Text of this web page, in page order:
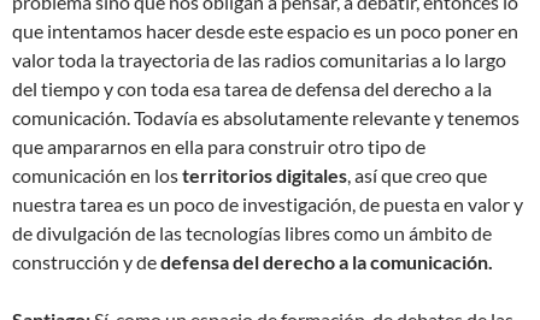
que intentamos hacer desde este espacio es un poco poner en
valor toda la trayectoria de las radios comunitarias a lo largo
del tiempo y con toda esa tarea de defensa del derecho a la
comunicación. Todavía es absolutamente relevante y tenemos
que ampararnos en ella para construir otro tipo de
comunicación en losterritorios digitales, así que creo que
nuestra tarea es un poco de investigación, de puesta en valor y
de divulgación de las tecnologías libres como un ámbito de
construcción y dedefensa del derecho a la comunicación.